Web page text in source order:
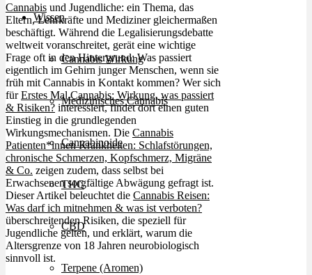
Wissen
Cannabis Wirkung
Medizinisches Cannabis
Cannabinoide
THC
CBD
Terpene (Aromen)
Cannabis und Jugendliche: ein Thema, das
Eltern, Lehrkräfte und Mediziner gleichermaßen
beschäftigt. Während die Legalisierungsdebatte
weltweit voranschreitet, gerät eine wichtige
Frage oft in den Hintergrund: Was passiert
eigentlich im Gehirn junger Menschen, wenn sie
früh mit Cannabis in Kontakt kommen? Wer sich
fürErstes Mal Cannabis: Wirkung, was passiert
& Risiken? interessiert, findet dort einen guten
Einstieg in die grundlegenden
Wirkungsmechanismen. Die Cannabis
Patienten*innen Krankheiten: Schlafstörungen,
chronische Schmerzen, Kopfschmerz, Migräne
& Co. zeigen zudem, dass selbst bei
Erwachsenen sorgfältige Abwägung gefragt ist.
Dieser Artikel beleuchtet die Cannabis Reisen:
Was darf ich mitnehmen & was ist verboten?
überschreitenden Risiken, die speziell für
Jugendliche gelten, und erklärt, warum die
Altersgrenze von 18 Jahren neurobiologisch
sinnvoll ist.